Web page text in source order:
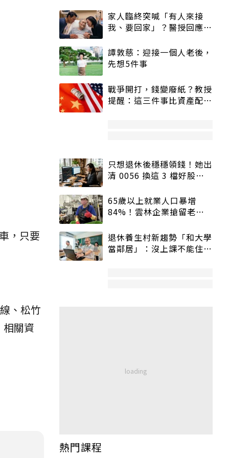
，只要
、松竹
關資
家人臨終突喊「有人來接
我、要回家」？醫授回應方
譚敦慈：迎接一個人老後，
先想5件事
戰爭開打，錢變廢紙？教授
提醒：這三件事比資產配置
只想退休後穩穩領錢！她出
清 0056 換這 3 檔好股：
65歲以上就業人口暴增
84%！雲林企業搶留老員
退休養生村新趨勢「和大學
當鄰居」：沒上課不能住、
熱門課程